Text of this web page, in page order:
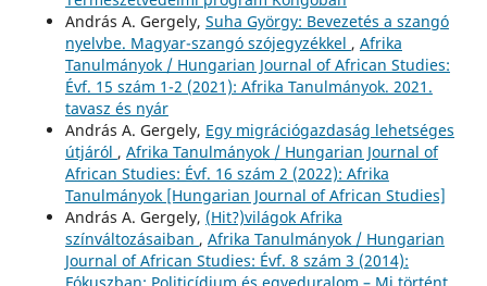
András A. Gergely, Suha György: Bevezetés a szangó
nyelvbe. Magyar-szangó szójegyzékkel , Afrika
Tanulmányok / Hungarian Journal of African Studies:
Évf. 15 szám 1-2 (2021): Afrika Tanulmányok. 2021.
tavasz és nyár
András A. Gergely, Egy migrációgazdaság lehetséges
útjáról , Afrika Tanulmányok / Hungarian Journal of
African Studies: Évf. 16 szám 2 (2022): Afrika
Tanulmányok [Hungarian Journal of African Studies]
András A. Gergely, (Hit?)világok Afrika
színváltozásaiban , Afrika Tanulmányok / Hungarian
Journal of African Studies: Évf. 8 szám 3 (2014):